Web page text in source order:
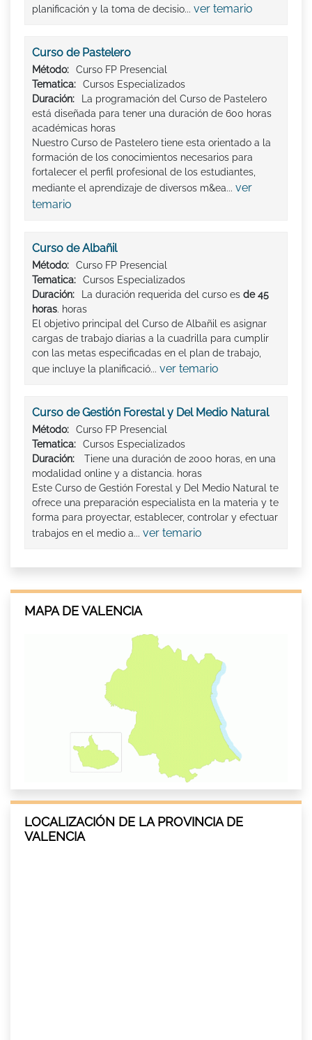
planificación y la toma de decisio... ver temario
Curso de Pastelero
Método:
Curso FP Presencial
Tematica:
Cursos Especializados
Duración:
La programación del Curso de Pastelero
está diseñada para tener una duración de 600 horas
académicas horas
Nuestro Curso de Pastelero tiene esta orientado a la
formación de los conocimientos necesarios para
fortalecer el perfil profesional de los estudiantes,
mediante el aprendizaje de diversos m&ea... ver
temario
Curso de Albañil
Método:
Curso FP Presencial
Tematica:
Cursos Especializados
Duración:
La duración requerida del curso es de 45
horas. horas
El objetivo principal del Curso de Albañil es asignar
cargas de trabajo diarias a la cuadrilla para cumplir
con las metas especificadas en el plan de trabajo,
que incluye la planificació... ver temario
Curso de Gestión Forestal y Del Medio Natural
Método:
Curso FP Presencial
Tematica:
Cursos Especializados
Duración:
Tiene una duración de 2000 horas, en una
modalidad online y a distancia. horas
Este Curso de Gestión Forestal y Del Medio Natural te
ofrece una preparación especialista en la materia y te
forma para proyectar, establecer, controlar y efectuar
trabajos en el medio a... ver temario
MAPA DE VALENCIA
LOCALIZACIÓN DE LA PROVINCIA DE
VALENCIA